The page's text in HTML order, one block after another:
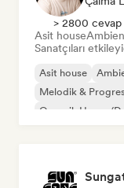
> 2800 cevap
Asit house
Sanatçıları
Asit house
Melodik &
Organik House/